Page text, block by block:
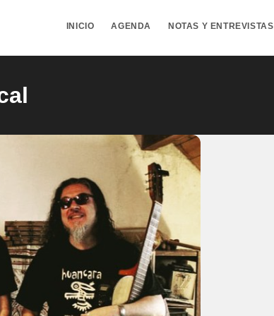
INICIO AGENDA NOTAS Y ENTREVISTAS